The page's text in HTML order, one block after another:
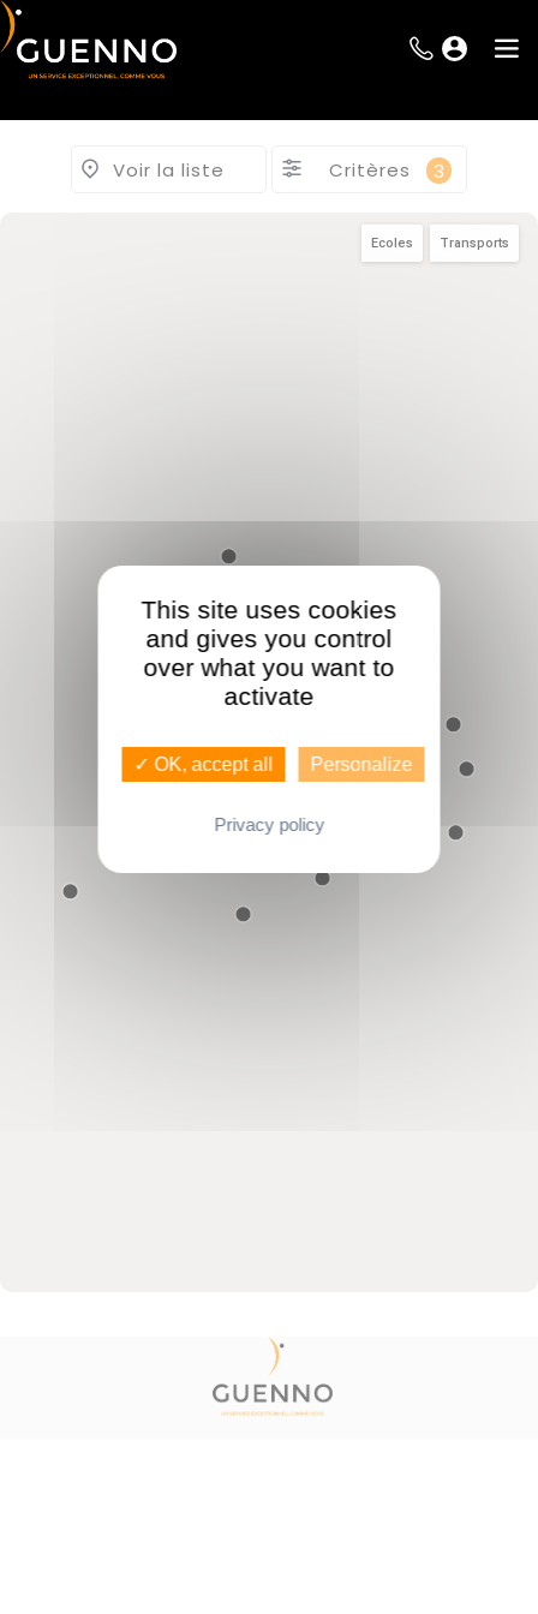
Voir la liste Critères 3
Ecoles Transports
This site uses cookies
and gives you control
over what you want to
activate
✓ OK, accept all Personalize
Privacy policy